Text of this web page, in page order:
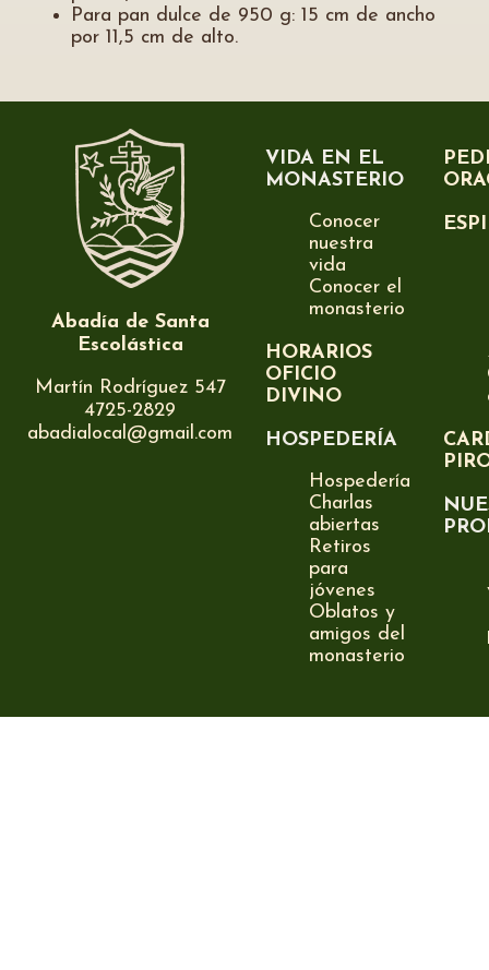
Para pan dulce de 950 g: 15 cm de ancho
por 11,5 cm de alto.
Abadía de Santa
Escolástica
Martín Rodríguez 547
4725-2829
abadialocal@gmail.com
VIDA EN EL
MONASTERIO
Conocer
nuestra
vida
Conocer el
monasterio
HORARIOS
OFICIO
DIVINO
HOSPEDERÍA
Hospedería
Charlas
abiertas
Retiros
para
jóvenes
Oblatos y
amigos del
monasterio